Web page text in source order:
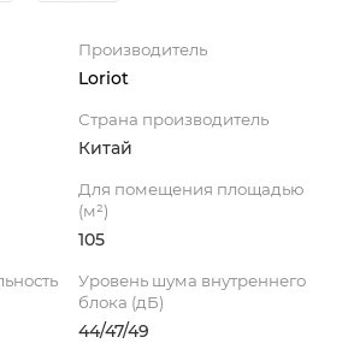
Производитель
Loriot
Страна производитель
Китай
Для помещения площадью
(м²)
105
Уровень шума внутреннего
блока (дБ)
44/47/49